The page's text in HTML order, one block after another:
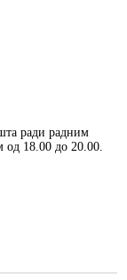
ради радним
од 18.00 до 20.00.